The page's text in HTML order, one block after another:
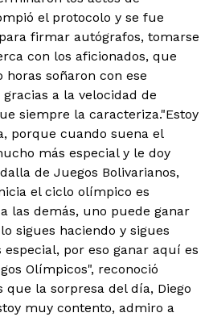
el protocolo y se fue
firmar autógrafos, tomarse
con los aficionados, que
soñaron con ese
a la velocidad de
siempre la caracteriza."Estoy
porque cuando suena el
más especial y le doy
de Juegos Bolivarianos,
el ciclo olímpico es
las demás, uno puede ganar
sigues haciendo y sigues
por eso ganar aquí es
Olímpicos", reconoció
que la sorpresa del día, Diego
muy contento, admiro a